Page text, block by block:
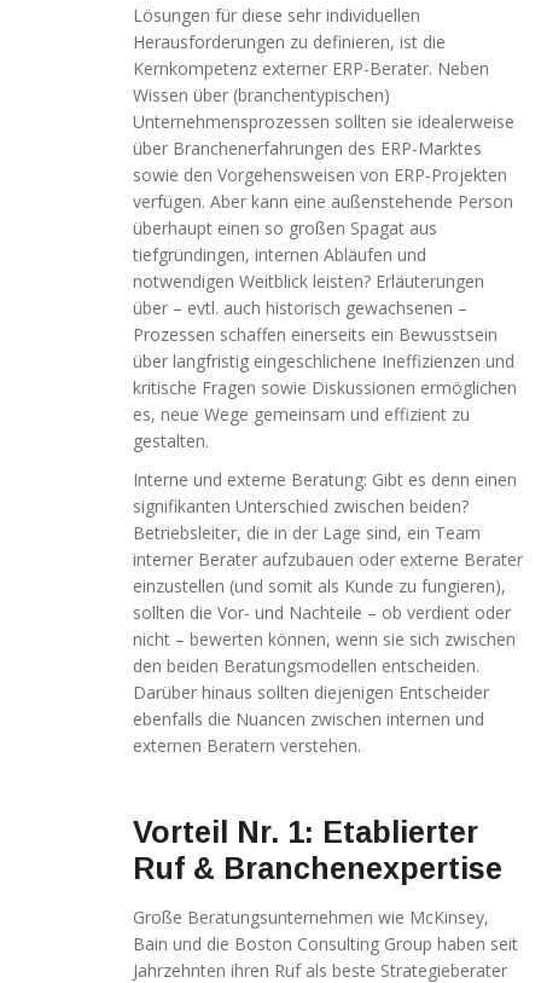
Lösungen für diese sehr individuellen
Herausforderungen zu definieren, ist die
Kernkompetenz externer ERP-Berater. Neben
Wissen über (branchentypischen)
Unternehmensprozessen sollten sie idealerweise
über Branchenerfahrungen des ERP-Marktes
sowie den Vorgehensweisen von ERP-Projekten
verfügen. Aber kann eine außenstehende Person
überhaupt einen so großen Spagat aus
tiefgründingen, internen Abläufen und
notwendigen Weitblick leisten? Erläuterungen
über – evtl. auch historisch gewachsenen –
Prozessen schaffen einerseits ein Bewusstsein
über langfristig eingeschlichene Ineffizienzen und
kritische Fragen sowie Diskussionen ermöglichen
es, neue Wege gemeinsam und effizient zu
gestalten.
Interne und externe Beratung: Gibt es denn einen
signifikanten Unterschied zwischen beiden?
Betriebsleiter, die in der Lage sind, ein Team
interner Berater aufzubauen oder externe Berater
einzustellen (und somit als Kunde zu fungieren),
sollten die Vor- und Nachteile – ob verdient oder
nicht – bewerten können, wenn sie sich zwischen
den beiden Beratungsmodellen entscheiden.
Darüber hinaus sollten diejenigen Entscheider
ebenfalls die Nuancen zwischen internen und
externen Beratern verstehen.
Vorteil Nr. 1: Etablierter
Ruf & Branchenexpertise
Große Beratungsunternehmen wie McKinsey,
Bain und die Boston Consulting Group haben seit
Jahrzehnten ihren Ruf als beste Strategieberater
und die Struktur
Statistiken und
erstellen, wobei
pseudonymisierte
anonymisierte
Kenntnisse über
Websitenutzung
zu erhalten, zur
Verbesserung
Probleme schnell